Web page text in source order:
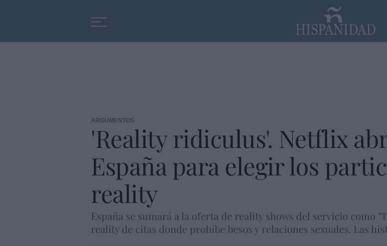
ARGUMENTOS
'Reality ridiculus'. Netflix
España para elegir los
reality
España se sumará a la oferta de reality shows del servicio como
reality de citas donde prohíbe besos y relaciones sexuales. Las